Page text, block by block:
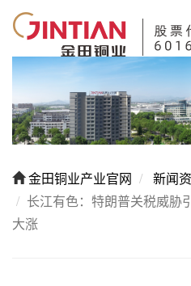
金田铜业产业官网
新闻
长江有色：特朗普关税威胁
大涨